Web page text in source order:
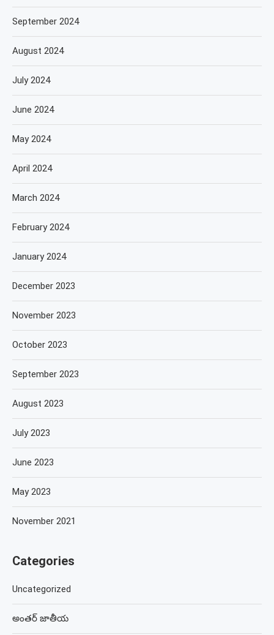
September 2024
August 2024
July 2024
June 2024
May 2024
April 2024
March 2024
February 2024
January 2024
December 2023
November 2023
October 2023
September 2023
August 2023
July 2023
June 2023
May 2023
November 2021
Categories
Uncategorized
అంతర్ జాతీయ